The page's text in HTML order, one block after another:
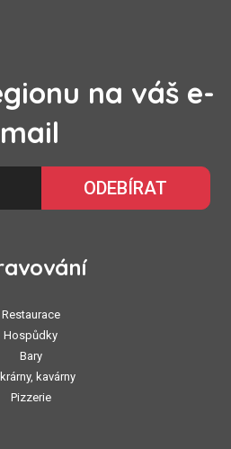
na váš e-
mail
ODEBÍRAT
Restaurace
Hospůdky
Bary
kavárny
Pizzerie